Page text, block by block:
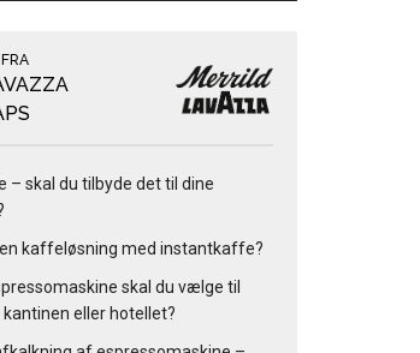
– skal du tilbyde det til dine
kaffeløsning med instantkaffe?
skal du vælge til
eller hotellet?